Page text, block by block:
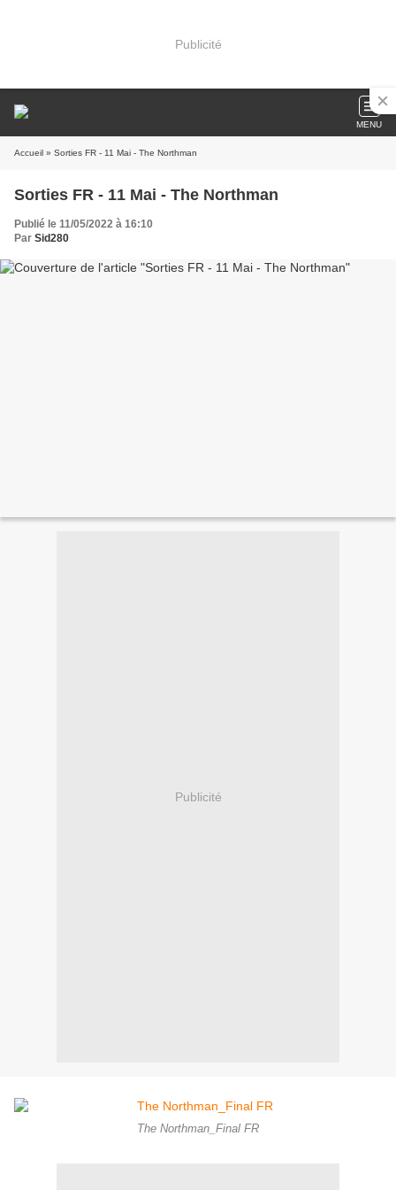
Publicité
MENU
Accueil » Sorties FR - 11 Mai - The Northman
Sorties FR - 11 Mai - The Northman
Publié le 11/05/2022 à 16:10
Par Sid280
Publicité
The Northman_Final FR